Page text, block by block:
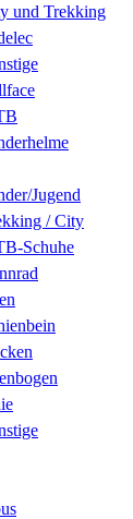
und Trekking
Jugend
/ City
Schuhe